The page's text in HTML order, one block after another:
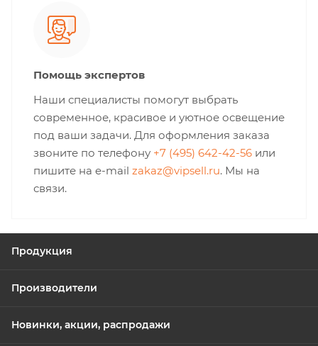
Помощь экспертов
Наши специалисты помогут выбрать
современное, красивое и уютное освещение
под ваши задачи. Для оформления заказа
звоните по телефону +7 (495) 642-42-56 или
пишите на e-mail zakaz@vipsell.ru. Мы на
связи.
Продукция
Производители
Новинки, акции, распродажи